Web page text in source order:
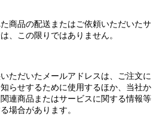
商品の配送またはご依頼いただいたサ
、この限りではありません。
ただいたメールアドレスは、ご注文に
らせするために使用するほか、当社か
連商品またはサービスに関する情報等
場合があります。